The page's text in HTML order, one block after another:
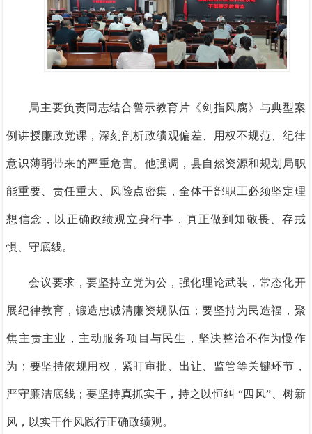
局主要负责同志结合警示教育片《剑指风腐》与典型案
例讲授廉政党课，深刻剖析政绩观偏差、用权不规范、纪律
意识薄弱带来的严重危害。他强调，县自然资源和规划局职
能重要、责任重大、风险点密集，全体干部职工必须坚定理
想信念，以正确政绩观立身行事，真正做到知敬畏、存戒
惧、守底线。
会议要求，要坚持立党为公，强化理论武装，常态化开
展纪律教育，锻造忠诚清廉资规队伍；要坚持为民造福，聚
焦主责主业，主动服务项目与民生，坚决整治不作为慢作
为；要坚持依规用权，紧盯审批、出让、监管等关键环节，
严守廉洁底线；要坚持真抓实干，持之以恒纠 “四风”、树新
风，以实干作风践行正确政绩观。